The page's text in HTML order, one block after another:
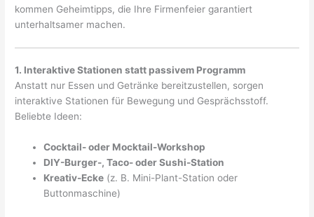
kommen Geheimtipps, die Ihre Firmenfeier garantiert
unterhaltsamer machen.
1. Interaktive Stationen statt passivem Programm
Anstatt nur Essen und Getränke bereitzustellen, sorgen
interaktive Stationen für Bewegung und Gesprächsstoff.
Beliebte Ideen:
Cocktail- oder Mocktail-Workshop
DIY-Burger-, Taco- oder Sushi-Station
Kreativ-Ecke (z. B. Mini-Plant-Station oder
Buttonmaschine)